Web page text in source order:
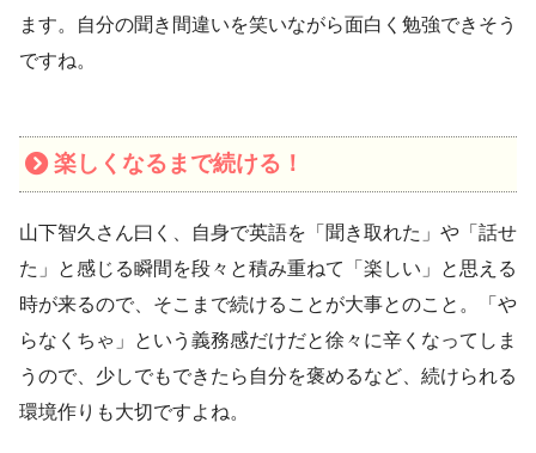
ます。自分の聞き間違いを笑いながら面白く勉強できそう
ですね。
楽しくなるまで続ける！
山下智久さん曰く、自身で英語を「聞き取れた」や「話せ
た」と感じる瞬間を段々と積み重ねて「楽しい」と思える
時が来るので、そこまで続けることが大事とのこと。「や
らなくちゃ」という義務感だけだと徐々に辛くなってしま
うので、少しでもできたら自分を褒めるなど、続けられる
環境作りも大切ですよね。